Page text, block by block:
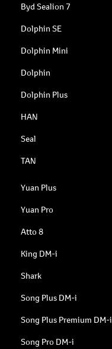
Byd Sealion 7
Dolphin SE
Dolphin Mini
Dolphin
Dolphin Plus
HAN
Seal
TAN
Yuan Plus
Yuan Pro
Atto 8
King DM-i
Shark
Song Plus DM-i
Song Plus Premium DM-i
Song Pro DM-i